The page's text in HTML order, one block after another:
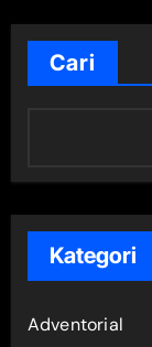
Cari
Kategori
Adventorial